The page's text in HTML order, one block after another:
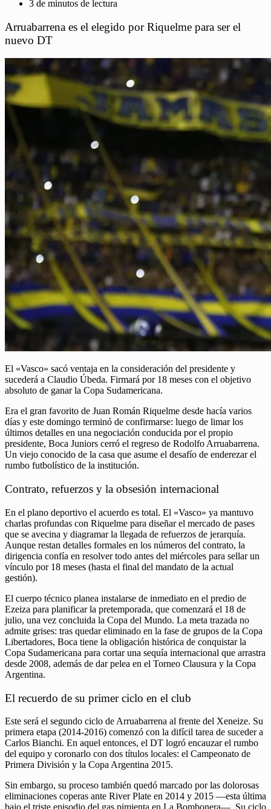
3 de minutos de lectura
Arruabarrena es el elegido por Riquelme para ser el
nuevo DT
El «Vasco» sacó ventaja en la consideración del presidente y
sucederá a Claudio Úbeda. Firmará por 18 meses con el objetivo
absoluto de ganar la Copa Sudamericana.
Era el gran favorito de Juan Román Riquelme desde hacía varios
días y este domingo terminó de confirmarse: luego de limar los
últimos detalles en una negociación conducida por el propio
presidente, Boca Juniors cerró el regreso de Rodolfo Arruabarrena.
Un viejo conocido de la casa que asume el desafío de enderezar el
rumbo futbolístico de la institución.
Contrato, refuerzos y la obsesión internacional
En el plano deportivo el acuerdo es total. El «Vasco» ya mantuvo
charlas profundas con Riquelme para diseñar el mercado de pases
que se avecina y diagramar la llegada de refuerzos de jerarquía.
Aunque restan detalles formales en los números del contrato, la
dirigencia confía en resolver todo antes del miércoles para sellar un
vínculo por 18 meses (hasta el final del mandato de la actual
gestión).
El cuerpo técnico planea instalarse de inmediato en el predio de
Ezeiza para planificar la pretemporada, que comenzará el 18 de
julio, una vez concluida la Copa del Mundo. La meta trazada no
admite grises: tras quedar eliminado en la fase de grupos de la Copa
Libertadores, Boca tiene la obligación histórica de conquistar la
Copa Sudamericana para cortar una sequía internacional que arrastra
desde 2008, además de dar pelea en el Torneo Clausura y la Copa
Argentina.
El recuerdo de su primer ciclo en el club
Este será el segundo ciclo de Arruabarrena al frente del Xeneize. Su
primera etapa (2014-2016) comenzó con la difícil tarea de suceder a
Carlos Bianchi. En aquel entonces, el DT logró encauzar el rumbo
del equipo y coronarlo con dos títulos locales: el Campeonato de
Primera División y la Copa Argentina 2015.
Sin embargo, su proceso también quedó marcado por las dolorosas
eliminaciones coperas ante River Plate en 2014 y 2015 —esta última